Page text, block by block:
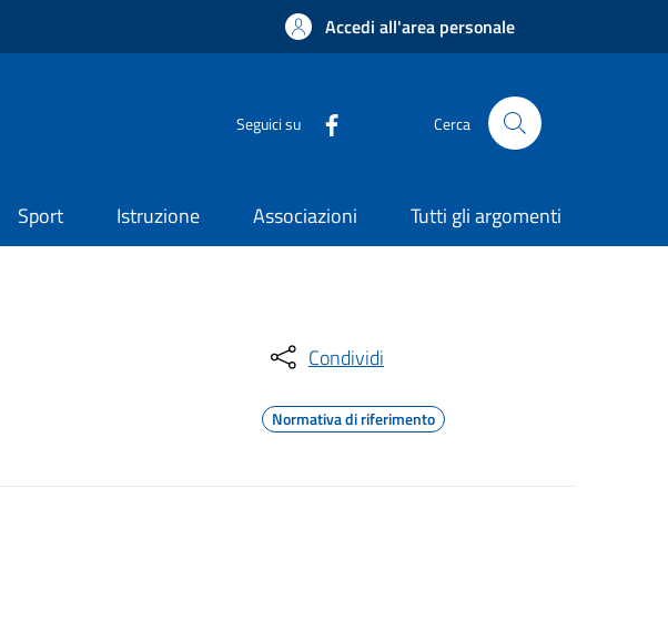
Accedi all'area personale
Seguici su Cerca
Sport Istruzione Associazioni Tutti gli argomenti
Condividi
Normativa di riferimento